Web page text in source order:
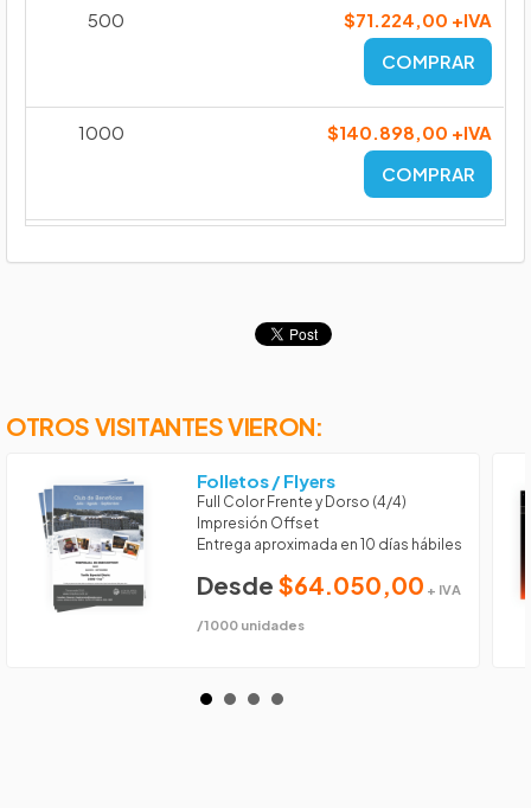
500
$71.224,00 +IVA
COMPRAR
1000
$140.898,00 +IVA
COMPRAR
OTROS VISITANTES VIERON:
Folletos / Flyers
Full Color Frente y Dorso (4/4)
Impresión Offset
Entrega aproximada en 10 días hábiles
Desde $64.050,00 + IVA
/1000 unidades